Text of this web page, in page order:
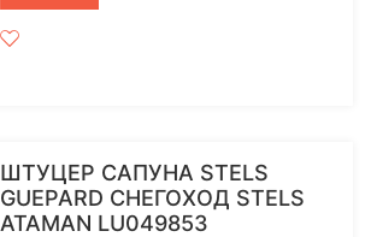
ШТУЦЕР САПУНА STELS
GUEPARD СНЕГОХОД STELS
ATAMAN LU049853